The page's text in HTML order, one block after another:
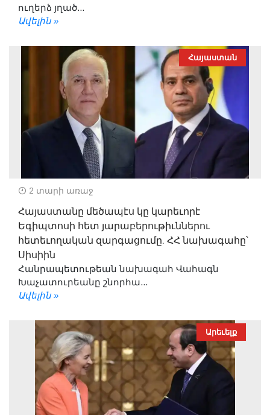
ուղերձ յղած...
Ավելին »
Հայաստան
2 տարի առաջ
Հայաստանը մեծապէս կը կարեւորէ
Եգիպտոսի հետ յարաբերութիւններու
հետեւողական զարգացումը. ՀՀ նախագահը՝
Սիսիին
Հանրապետութեան նախագահ Վահագն
Խաչատուրեանը շնորհա...
Ավելին »
Արեւելք